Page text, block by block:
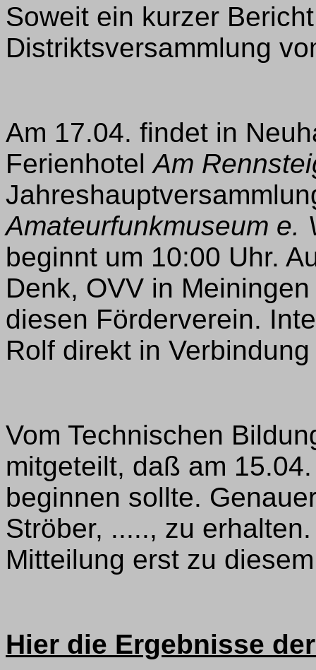
Soweit ein kurzer
Distriktsversammlung
Am 17.04. findet in
FerienhotelAm
Amateurfunkmuseum e.
beginnt um 10:00 Uhr.
Denk, OVV in
diesen Förderverein.
Rolf direkt in
Vom Technischen
mitgeteilt, daß am
beginnen sollte.
Ströber, ....., zu
Mitteilung erst zu
Hier die Ergebnisse